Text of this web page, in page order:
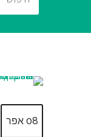
08 אפר